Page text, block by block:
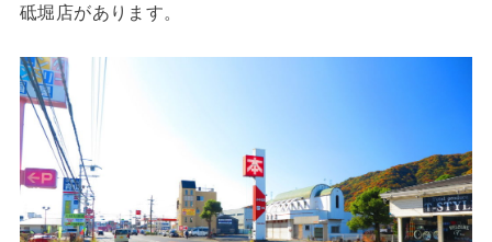
砥堀店があります。